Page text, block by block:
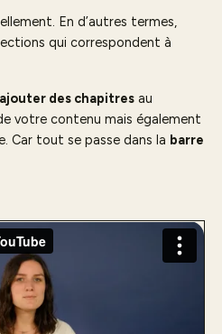
En d’autres termes,
qui correspondent à
ajouter des chapitres au
votre contenu mais également
Car tout se passe dans la barre